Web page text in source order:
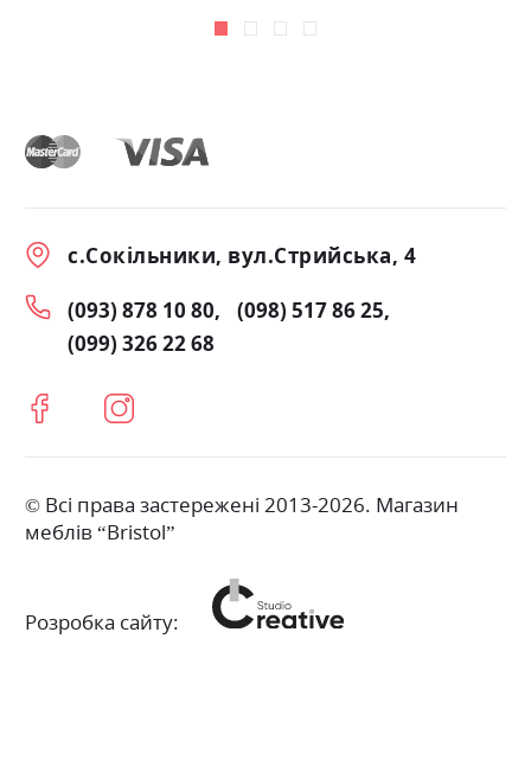
с.Сокільники, вул.Стрийська, 4
(093) 878 10 80
(098) 517 86 25
(099) 326 22 68
© Всі права застережені 2013-2026. Магазин
меблів “Bristol”
Розробка сайту: